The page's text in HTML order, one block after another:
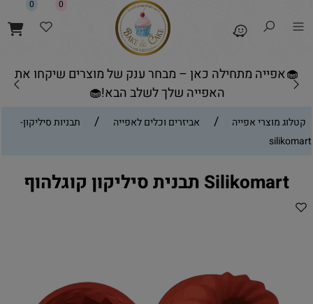
🧁אפייה מתחילה כאן – מבחר ענק של מוצרים שיקחו את
האפייה שלך לשלב הבא!🧁
0 0
קטלוג מוצרי אפייה / אביזרים וכלים לאפייה /
תבניות סיליקון-
silikomart
Silikomart תבנית סיליקון קוגלהוף